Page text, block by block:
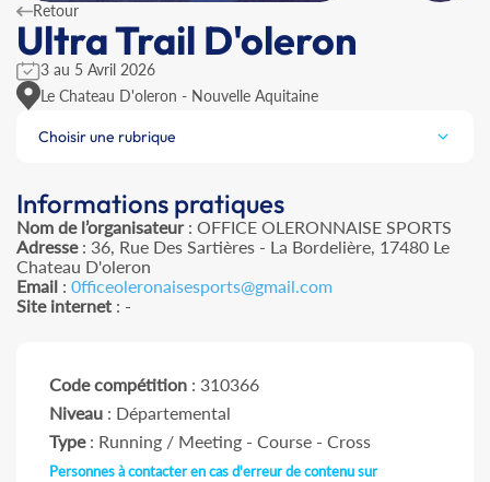
Retour
Ultra Trail D'oleron
3 au 5 Avril 2026
Le Chateau D'oleron - Nouvelle Aquitaine
Choisir une rubrique
Informations pratiques
Nom de l’organisateur: OFFICE OLERONNAISE SPORTS
Adresse: 36, Rue Des Sartières - La Bordelière, 17480 Le
Chateau D'oleron
Email : 0fficeoleronaisesports@gmail.com
Site internet : -
Code compétition : 310366
Niveau : Départemental
Type: Running / Meeting - Course - Cross
Personnes à contacter en cas d'erreur de contenu sur